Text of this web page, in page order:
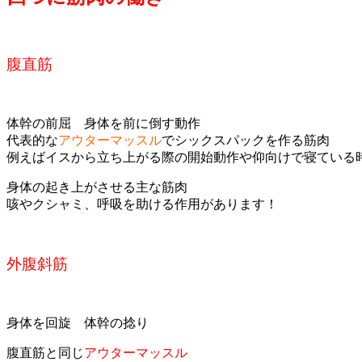
腹直筋
体幹の前屈 身体を前に倒す動作
代表的なアウターマッスルでシックスパックを作る筋肉
例えばイスから立ち上がる際の開始動作や仰向けで寝ている
身体の起き上がさせる主な筋肉
咳やクシャミ、呼吸を助ける作用があります！
外腹斜筋
身体を回旋 体幹の捻り
腹直筋と同じアウターマッスル